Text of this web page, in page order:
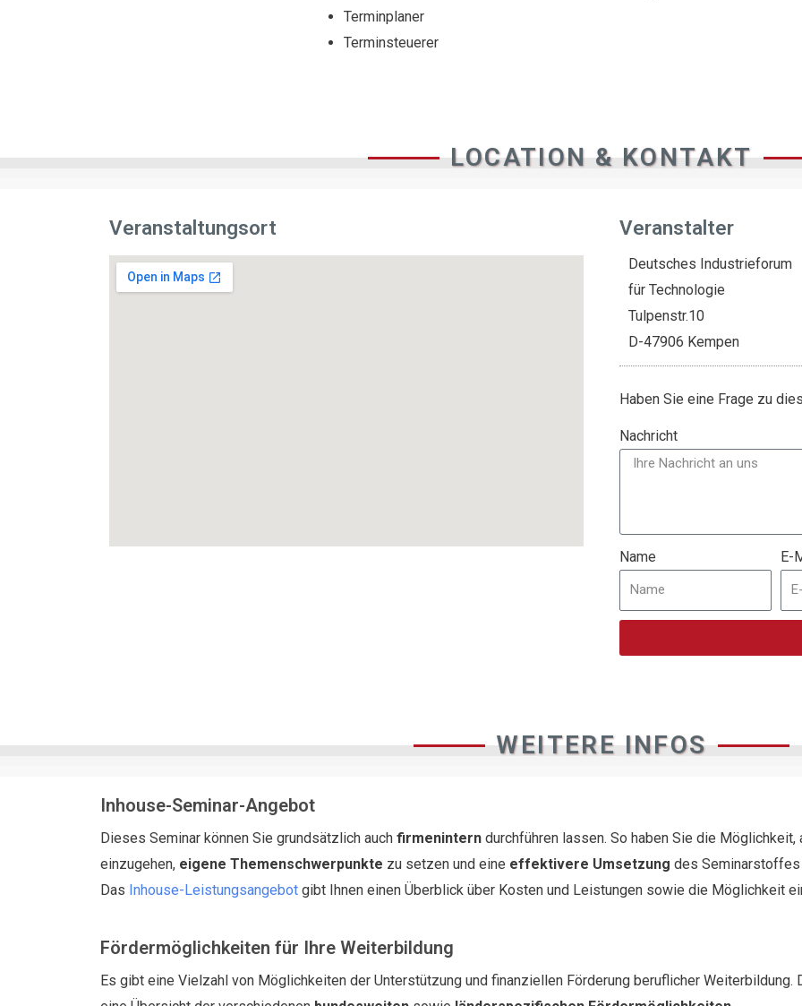
Terminplaner
Terminsteuerer
LOCATION & KONTAKT
Veranstaltungsort Veranstalter
Deutsches Industrieforum
für Technologie
Tulpenstr.10
D-47906 Kempen
Haben Sie eine Frage zu
Nachricht
Name E-
WEITERE INFOS
Inhouse-Seminar-Angebot
Dieses Seminar können Sie grundsätzlich auch firmenintern durchführen lassen. So haben Sie die
einzugehen, eigene Themenschwerpunkte zu setzen und eine effektivere Umsetzung des Seminarstoffes
Das Inhouse-Leistungsangebot gibt Ihnen einen Überblick über Kosten und Leistungen sowie die Möglichkeit
Fördermöglichkeiten für Ihre Weiterbildung
Es gibt eine Vielzahl von Möglichkeiten der Unterstützung und finanziellen Förderung beruflicher Weiterbildung.